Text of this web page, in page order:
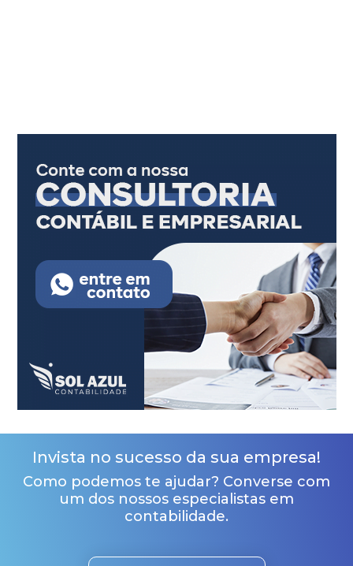
Invista no sucesso da sua empresa!
Como podemos te ajudar? Converse com
um dos nossos especialistas em
contabilidade.